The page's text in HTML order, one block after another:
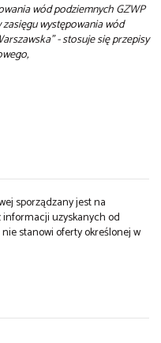
wód podziemnych GZWP
występowania wód
- stosuje się przepisy
sporządzany jest na
uzyskanych od
stanowi oferty określonej w